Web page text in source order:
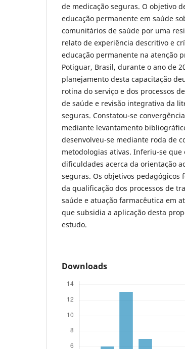
de medicação seguras. O objetivo
educação permanente em saúde
comunitários de saúde por uma
relato de experiência descritivo e
educação permanente na atenção
Potiguar, Brasil, durante o ano de
planejamento desta capacitação
rotina do serviço e dos processos
de saúde e revisão integrativa da
seguras. Constatou-se
mediante levantamento
desenvolveu-se mediante roda de
metodologias ativas. Inferiu-se
dificuldades acerca da orientação
seguras. Os objetivos pedagógicos
da qualificação dos processos de
saúde e atuação farmacêutica em
que subsidia a aplicação desta
estudo.
Downloads